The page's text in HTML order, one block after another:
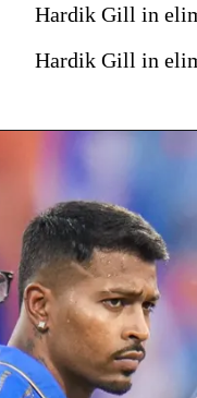
Hardik Gill in
Hardik Gill in